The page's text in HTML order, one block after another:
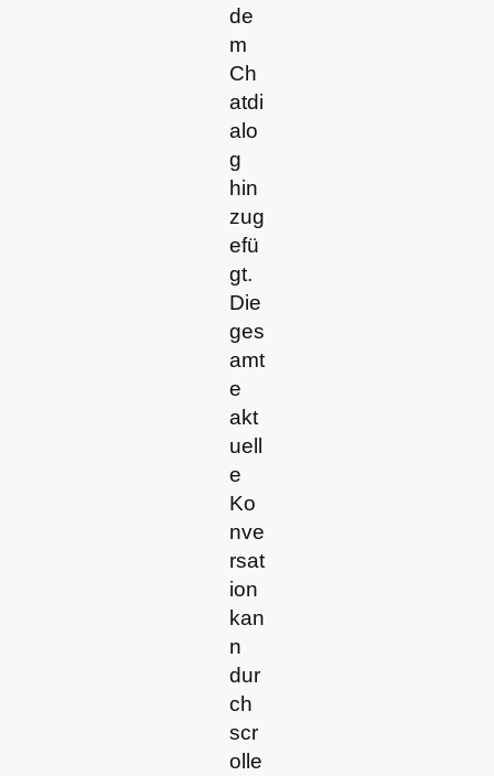
de
m
Ch
atdi
alo
g
hin
zug
efü
gt.
Die
ges
amt
e
akt
uell
e
Ko
nve
rsat
ion
kan
n
dur
ch
scr
olle